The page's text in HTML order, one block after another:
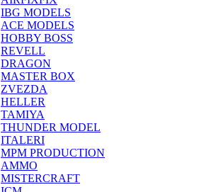
IBG MODELS
ACE MODELS
HOBBY BOSS
REVELL
DRAGON
MASTER BOX
ZVEZDA
HELLER
TAMIYA
THUNDER MODEL
ITALERI
MPM PRODUCTION
AMMO
MISTERCRAFT